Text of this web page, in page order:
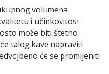
volumena
i učinkovitost
može biti štetno.
talog kave napraviti
će se promijeniti